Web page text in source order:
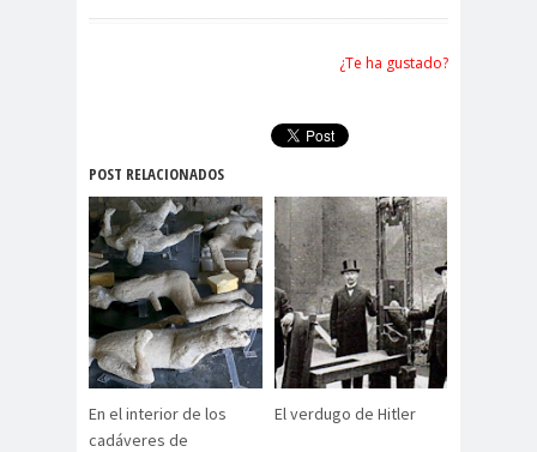
¿Te ha gustado?
POST RELACIONADOS
En el interior de los
cadáveres de
El verdugo de Hitler